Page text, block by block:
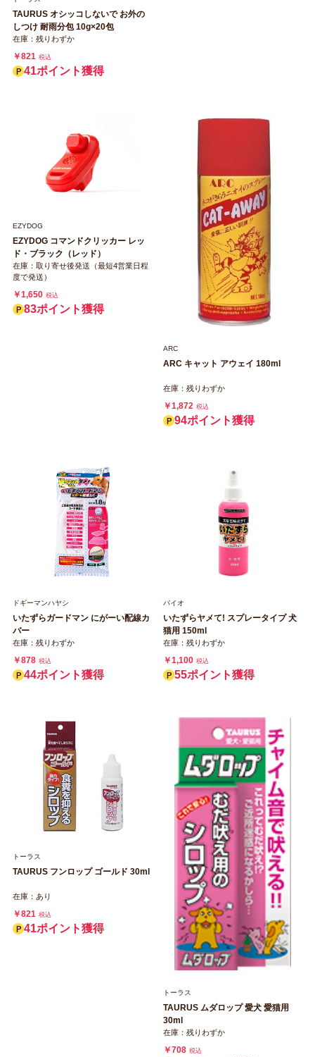
TAURUS オシッコしないで お外の
しつけ 耐雨分包 10g×20包
在庫：残りわずか
￥821 税込
41ポイント獲得
EZYDOG
EZYDOG コマンドクリッカー レッ
ド・ブラック（レッド）
在庫：取り寄せ後発送（最短4営業日程
度で発送）
￥1,650 税込
83ポイント獲得
ARC
ARC キャット アウェイ 180ml
在庫：残りわずか
￥1,872 税込
94ポイント獲得
ドギーマンハヤシ
いたずらガードマン にがーい配線カ
バー
在庫：残りわずか
￥878 税込
44ポイント獲得
バイオ
いたずらヤメて! スプレータイプ 犬
猫用 150ml
在庫：残りわずか
￥1,100 税込
55ポイント獲得
トーラス
TAURUS フンロップ ゴールド 30ml
在庫：あり
￥821 税込
41ポイント獲得
トーラス
TAURUS ムダロップ 愛犬 愛猫用
30ml
在庫：残りわずか
￥708 税込